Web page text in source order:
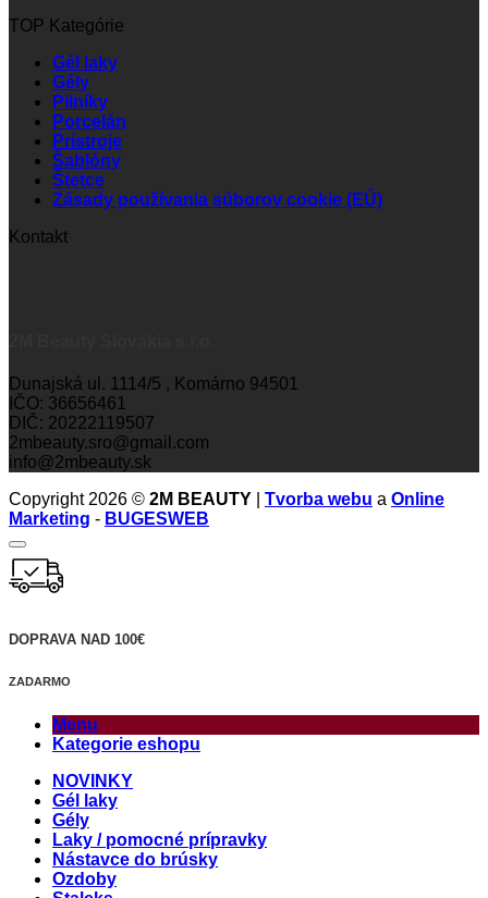
TOP Kategórie
Gél laky
Gély
Pilníky
Porcelán
Prístroje
Šablóny
Štetce
Zásady používania súborov cookie (EÚ)
Kontakt
Dunajská ul. 1114/5 , Komárno 94501
IČO: 36656461
DIČ: 20222119507
2mbeauty.sro@gmail.com
info@2mbeauty.sk
Copyright 2026 © 2M BEAUTY Tvorba webu a Online
Marketing - BUGESWEB
DOPRAVA NAD 100€
ZADARMO
Menu
Kategorie eshopu
NOVINKY
Gél laky
Gély
Laky / pomocné prípravky
Nástavce do brúsky
Ozdoby